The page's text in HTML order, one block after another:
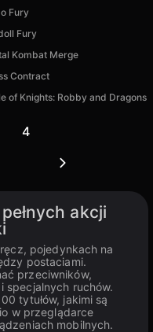
Fury
Fury
Kombat Merge
Contract
of Knights: Robby and Dragons
4
akcji
pojedynkach na
postaciami.
przeciwników,
specjalnych ruchów.
tytułów, jakimi są
w przeglądarce
mobilnych.